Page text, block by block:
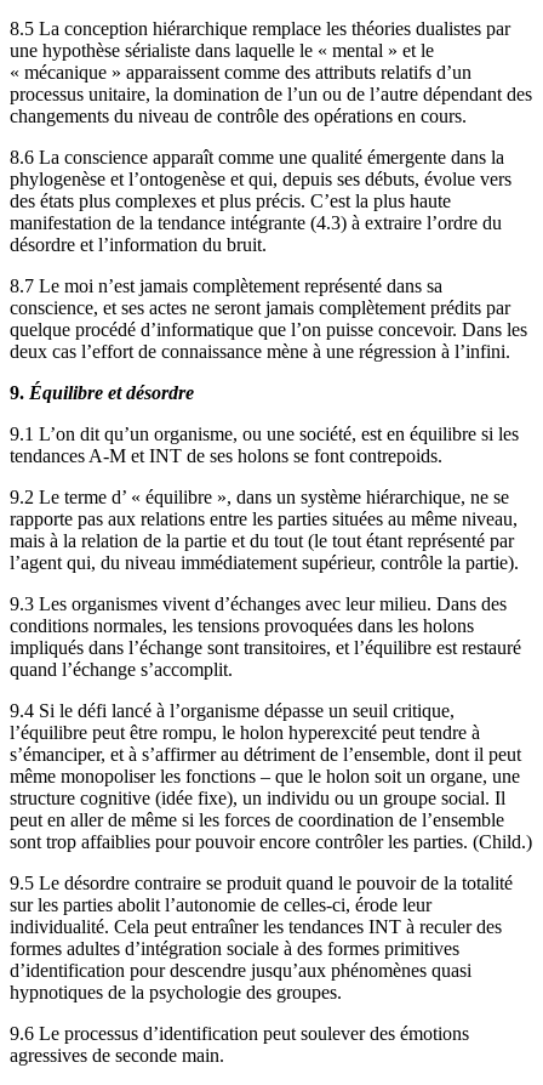
8.5 La conception hiérarchique remplace les théories dualistes par
une hypothèse sérialiste dans laquelle le « mental » et le
« mécanique » apparaissent comme des attributs relatifs d’un
processus unitaire, la domination de l’un ou de l’autre dépendant des
changements du niveau de contrôle des opérations en cours.
8.6 La conscience apparaît comme une qualité émergente dans la
phylogenèse et l’ontogenèse et qui, depuis ses débuts, évolue vers
des états plus complexes et plus précis. C’est la plus haute
manifestation de la tendance intégrante (4.3) à extraire l’ordre du
désordre et l’information du bruit.
8.7 Le moi n’est jamais complètement représenté dans sa
conscience, et ses actes ne seront jamais complètement prédits par
quelque procédé d’informatique que l’on puisse concevoir. Dans les
deux cas l’effort de connaissance mène à une régression à l’infini.
9. Équilibre et désordre
9.1 L’on dit qu’un organisme, ou une société, est en équilibre si les
tendances A-M et INT de ses holons se font contrepoids.
9.2 Le terme d’ « équilibre », dans un système hiérarchique, ne se
rapporte pas aux relations entre les parties situées au même niveau,
mais à la relation de la partie et du tout (le tout étant représenté par
l’agent qui, du niveau immédiatement supérieur, contrôle la partie).
9.3 Les organismes vivent d’échanges avec leur milieu. Dans des
conditions normales, les tensions provoquées dans les holons
impliqués dans l’échange sont transitoires, et l’équilibre est restauré
quand l’échange s’accomplit.
9.4 Si le défi lancé à l’organisme dépasse un seuil critique,
l’équilibre peut être rompu, le holon hyperexcité peut tendre à
s’émanciper, et à s’affirmer au détriment de l’ensemble, dont il peut
même monopoliser les fonctions – que le holon soit un organe, une
structure cognitive (idée fixe), un individu ou un groupe social. Il
peut en aller de même si les forces de coordination de l’ensemble
sont trop affaiblies pour pouvoir encore contrôler les parties. (Child.)
9.5 Le désordre contraire se produit quand le pouvoir de la totalité
sur les parties abolit l’autonomie de celles-ci, érode leur
individualité. Cela peut entraîner les tendances INT à reculer des
formes adultes d’intégration sociale à des formes primitives
d’identification pour descendre jusqu’aux phénomènes quasi
hypnotiques de la psychologie des groupes.
9.6 Le processus d’identification peut soulever des émotions
agressives de seconde main.